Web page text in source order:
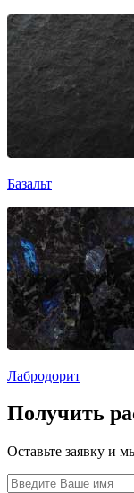
Базальт
Лабродорит
Получить
Оставьте заявку и